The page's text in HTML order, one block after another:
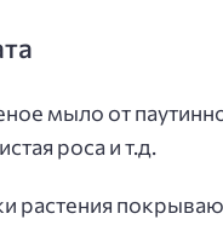
мыло от
роса и т.д.
растения